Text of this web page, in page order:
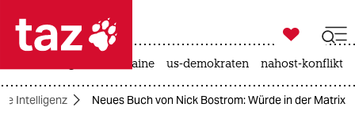
 taz zahl ich
taz zahl ich

taz zahl ich
krieg in der ukraine us-demokraten nahost-konflikt
Intelligenz Neues Buch von Nick Bostrom: Würde in der Matrix